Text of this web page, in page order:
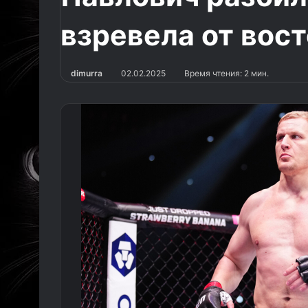
взревела от
dimurra 02.02.2025 Время чтения: 2 мин.